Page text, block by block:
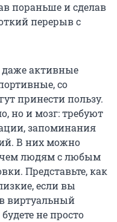
пораньше и сделав
перерыв с
даже активные
со
принести пользу.
но и мозг: требуют
запоминания
В них можно
людям с любым
Представьте, как
если вы
виртуальный
не просто